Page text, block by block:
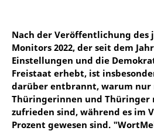
Nach der Veröffentlichung
Monitors 2022, der seit dem
Einstellungen und die
Freistaat erhebt, ist
darüber entbrannt, warum nur
Thüringerinnen und Thüringer
zufrieden sind, während es im
Prozent gewesen sind.